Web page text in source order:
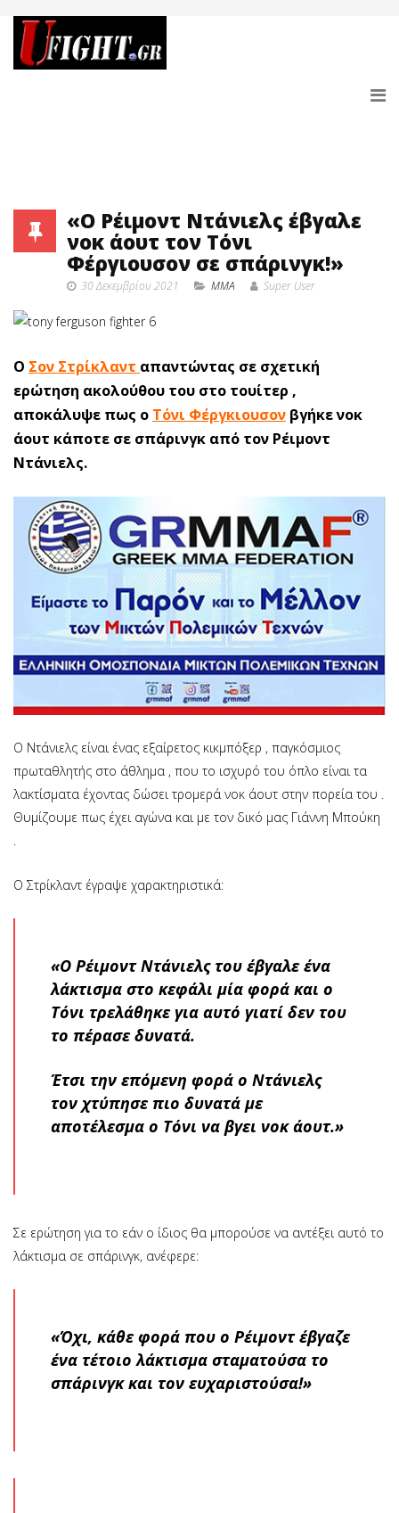
«Ο Ρέιμοντ Ντάνιελς έβγαλε
νοκ άουτ τον Τόνι
Φέργιουσον σε σπάρινγκ!»
30 Δεκεμβρίου 2021 MMA Super User
Ο Σον Στρίκλαντ απαντώντας σε σχετική
ερώτηση ακολούθου του στο τουίτερ ,
αποκάλυψε πως ο Τόνι Φέργκιουσον βγήκε νοκ
άουτ κάποτε σε σπάρινγκ από τον Ρέιμοντ
Ντάνιελς.
Ο Ντάνιελς είναι ένας εξαίρετος κικμπόξερ , παγκόσμιος
πρωταθλητής στο άθλημα , που το ισχυρό του όπλο είναι τα
λακτίσματα έχοντας δώσει τρομερά νοκ άουτ στην πορεία του .
Θυμίζουμε πως έχει αγώνα και με τον δικό μας Γιάννη Μπούκη
.
Ο Στρίκλαντ έγραψε χαρακτηριστικά:
«Ο Ρέιμοντ Ντάνιελς του έβγαλε ένα
λάκτισμα στο κεφάλι μία φορά και ο
Τόνι τρελάθηκε για αυτό γιατί δεν του
το πέρασε δυνατά.
Έτσι την επόμενη φορά ο Ντάνιελς
τον χτύπησε πιο δυνατά με
αποτέλεσμα ο Τόνι να βγει νοκ άουτ.»
Σε ερώτηση για το εάν ο ίδιος θα μπορούσε να αντέξει αυτό το
λάκτισμα σε σπάρινγκ, ανέφερε:
«Όχι, κάθε φορά που ο Ρέιμοντ έβγαζε
ένα τέτοιο λάκτισμα σταματούσα το
σπάρινγκ και τον ευχαριστούσα!»